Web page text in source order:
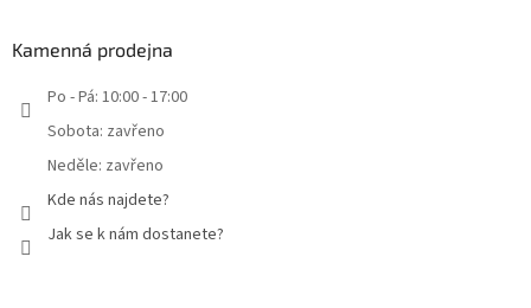
Kamenná prodejna
Po - Pá: 10:00 - 17:00
Sobota: zavřeno
Neděle: zavřeno
Kde nás najdete?
Jak se k nám dostanete?